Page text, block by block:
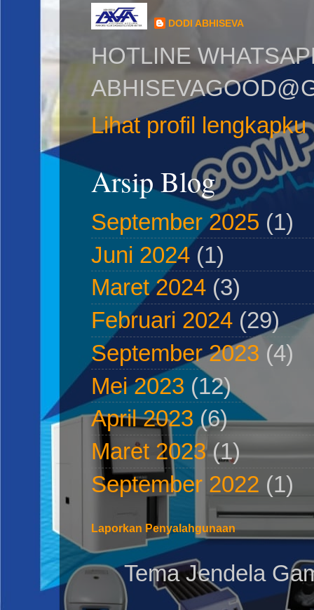
DODI ABHISEVA
HOTLINE
Lihat profil lengkapku
Arsip Blog
September 2025 (1)
Juni 2024 (1)
Maret 2024 (3)
Februari 2024 (29)
September 2023 (4)
Mei 2023 (12)
April 2023 (6)
Maret 2023(1)
September 2022 (1)
Laporkan Penyalahgunaan
Tema Jendela